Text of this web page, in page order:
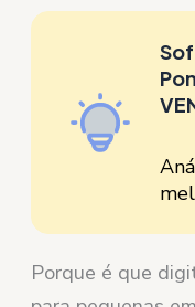
Porque é que